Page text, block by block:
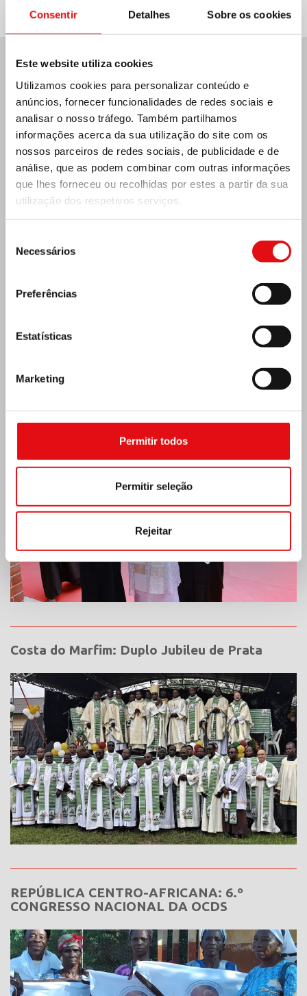
Consentir Detalhes Sobre os cookies
Este website utiliza cookies
Utilizamos cookies para personalizar conteúdo e
anúncios, fornecer funcionalidades de redes sociais e
analisar o nosso tráfego. Também partilhamos
informações acerca da sua utilização do site com os
nossos parceiros de redes sociais, de publicidade e de
análise, que as podem combinar com outras informações
que lhes forneceu ou recolhidas por estes a partir da sua
utilização dos respetivos serviços.
Necessários
Preferências
Estatísticas
Marketing
Permitir todos
Permitir seleção
Rejeitar
Últimas notícias:
MÉXICO: ASSEMBLEIA PLENÁRIA DA OCD
Índia: Bênção e inauguração do museu Lumen
Carmeli
Costa do Marfim: Duplo Jubileu de Prata
REPÚBLICA CENTRO-AFRICANA: 6.º
CONGRESSO NACIONAL DA OCDS